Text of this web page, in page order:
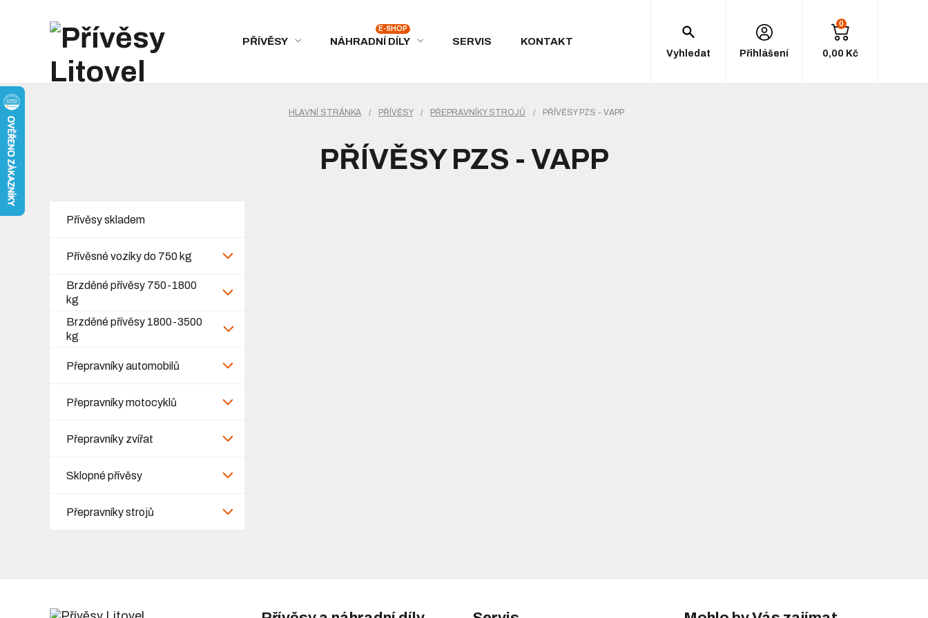
PŘÍVĚSY NÁHRADNÍ DÍLY SERVIS KONTAKT
Vyhledat Přihlášení
0
0,00 Kč
HLAVNÍ STRÁNKA / PŘÍVĚSY / PŘEPRAVNÍKY STROJŮ / PŘÍVĚSY PZS - VAPP
PŘÍVĚSY PZS - VAPP
Přívěsy skladem
Přívěsné vozíky do 750 kg
Brzděné přívěsy 750-1800
kg
Brzděné přívěsy 1800-3500
kg
Přepravníky automobilů
Přepravníky motocyklů
Přepravníky zvířat
Sklopné přívěsy
Přepravníky strojů